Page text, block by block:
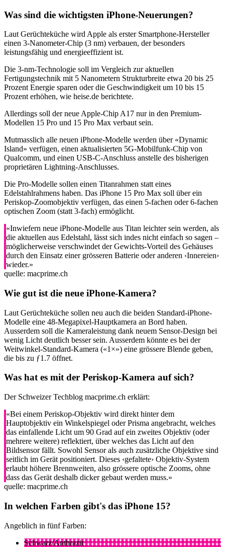
Was sind die wichtigsten iPhone-Neuerungen?
Laut Gerüchteküche wird Apple als erster Smartphone-Hersteller
einen 3-Nanometer-Chip (3 nm) verbauen, der besonders
leistungsfähig und energieeffizient ist.
Die 3-nm-Technologie soll im Vergleich zur aktuellen
Fertigungstechnik mit 5 Nanometern Strukturbreite etwa 20 bis 25
Prozent Energie sparen oder die Geschwindigkeit um 10 bis 15
Prozent erhöhen, wie heise.de berichtete.
Allerdings soll der neue Apple-Chip A17 nur in den Premium-
Modellen 15 Pro und 15 Pro Max verbaut sein.
Mutmasslich alle neuen iPhone-Modelle werden über «Dynamic
Island» verfügen, einen aktualisierten 5G-Mobilfunk-Chip von
Qualcomm, und einen USB-C-Anschluss anstelle des bisherigen
proprietären Lightning-Anschlusses.
Die Pro-Modelle sollen einen Titanrahmen statt eines
Edelstahlrahmens haben. Das iPhone 15 Pro Max soll über ein
Periskop-Zoomobjektiv verfügen, das einen 5-fachen oder 6-fachen
optischen Zoom (statt 3-fach) ermöglicht.
«Inwiefern neue iPhone-Modelle aus Titan leichter sein werden, als
die aktuellen aus Edelstahl, lässt sich indes nicht einfach so sagen –
möglicherweise verschwindet der Gewichts-Vorteil des Gehäuses
durch den Einsatz einer grösseren Batterie oder anderen ‹Innereien›
wieder.»
quelle: macprime.ch
Wie gut ist die neue iPhone-Kamera?
Laut Gerüchteküche sollen neu auch die beiden Standard-iPhone-
Modelle eine 48-Megapixel-Hauptkamera an Bord haben.
Ausserdem soll die Kameraleistung dank neuem Sensor-Design bei
wenig Licht deutlich besser sein. Ausserdem könnte es bei der
Weitwinkel-Standard-Kamera («1×») eine grössere Blende geben,
die bis zu ƒ1.7 öffnet.
Was hat es mit der Periskop-Kamera auf sich?
Der Schweizer Techblog macprime.ch erklärt:
«Bei einem Periskop-Objektiv wird direkt hinter dem
Hauptobjektiv ein Winkelspiegel oder Prisma angebracht, welches
das einfallende Licht um 90 Grad auf ein zweites Objektiv (oder
mehrere weitere) reflektiert, über welches das Licht auf den
Bildsensor fällt. Sowohl Sensor als auch zusätzliche Objektive sind
seitlich im Gerät positioniert. Dieses ‹gefaltete› Objektiv-System
erlaubt höhere Brennweiten, also grössere optische Zooms, ohne
dass das Gerät deshalb dicker gebaut werden muss.»
quelle: macprime.ch
In welchen Farben gibt's das iPhone 15?
Angeblich in fünf Farben:
Schwarz/Anthrazit